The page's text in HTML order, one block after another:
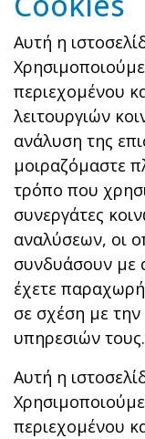
Αυτή η
περιεχομένου
λειτουργιών
ανάλυση της
μοιραζόμαστε
τρόπο που
συνεργάτες
αναλύσεων, οι
συνδυάσουν με
έχετε
σε σχέση με
υπηρεσιών τους.
Αυτή η
περιεχομένου